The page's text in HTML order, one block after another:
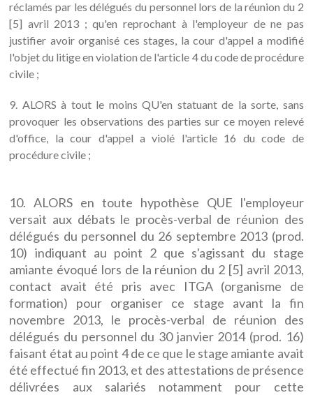
réclamés par les délégués du personnel lors de la réunion du 2
[5] avril 2013 ; qu'en reprochant à l'employeur de ne pas
justifier avoir organisé ces stages, la cour d'appel a modifié
l'objet du litige en violation de l'article 4 du code de procédure
civile ;
9. ALORS à tout le moins QU'en statuant de la sorte, sans
provoquer les observations des parties sur ce moyen relevé
d'office, la cour d'appel a violé l'article 16 du code de
procédure civile ;
10. ALORS en toute hypothèse QUE l'employeur
versait aux débats le procès-verbal de réunion des
délégués du personnel du 26 septembre 2013 (prod.
10) indiquant au point 2 que s'agissant du stage
amiante évoqué lors de la réunion du 2 [5] avril 2013,
contact avait été pris avec ITGA (organisme de
formation) pour organiser ce stage avant la fin
novembre 2013, le procès-verbal de réunion des
délégués du personnel du 30 janvier 2014 (prod. 16)
faisant état au point 4 de ce que le stage amiante avait
été effectué fin 2013, et des attestations de présence
délivrées aux salariés notamment pour cette